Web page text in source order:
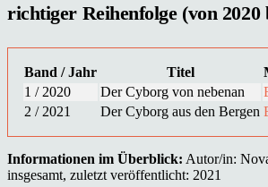
richtiger Reihenfolge (von 2020
Band / Jahr Titel
1 / 2020
Der Cyborg von nebenan
2 / 2021
Der Cyborg aus den Bergen
Informationen im Überblick: Autor/in:
insgesamt, zuletzt veröffentlicht: 2021